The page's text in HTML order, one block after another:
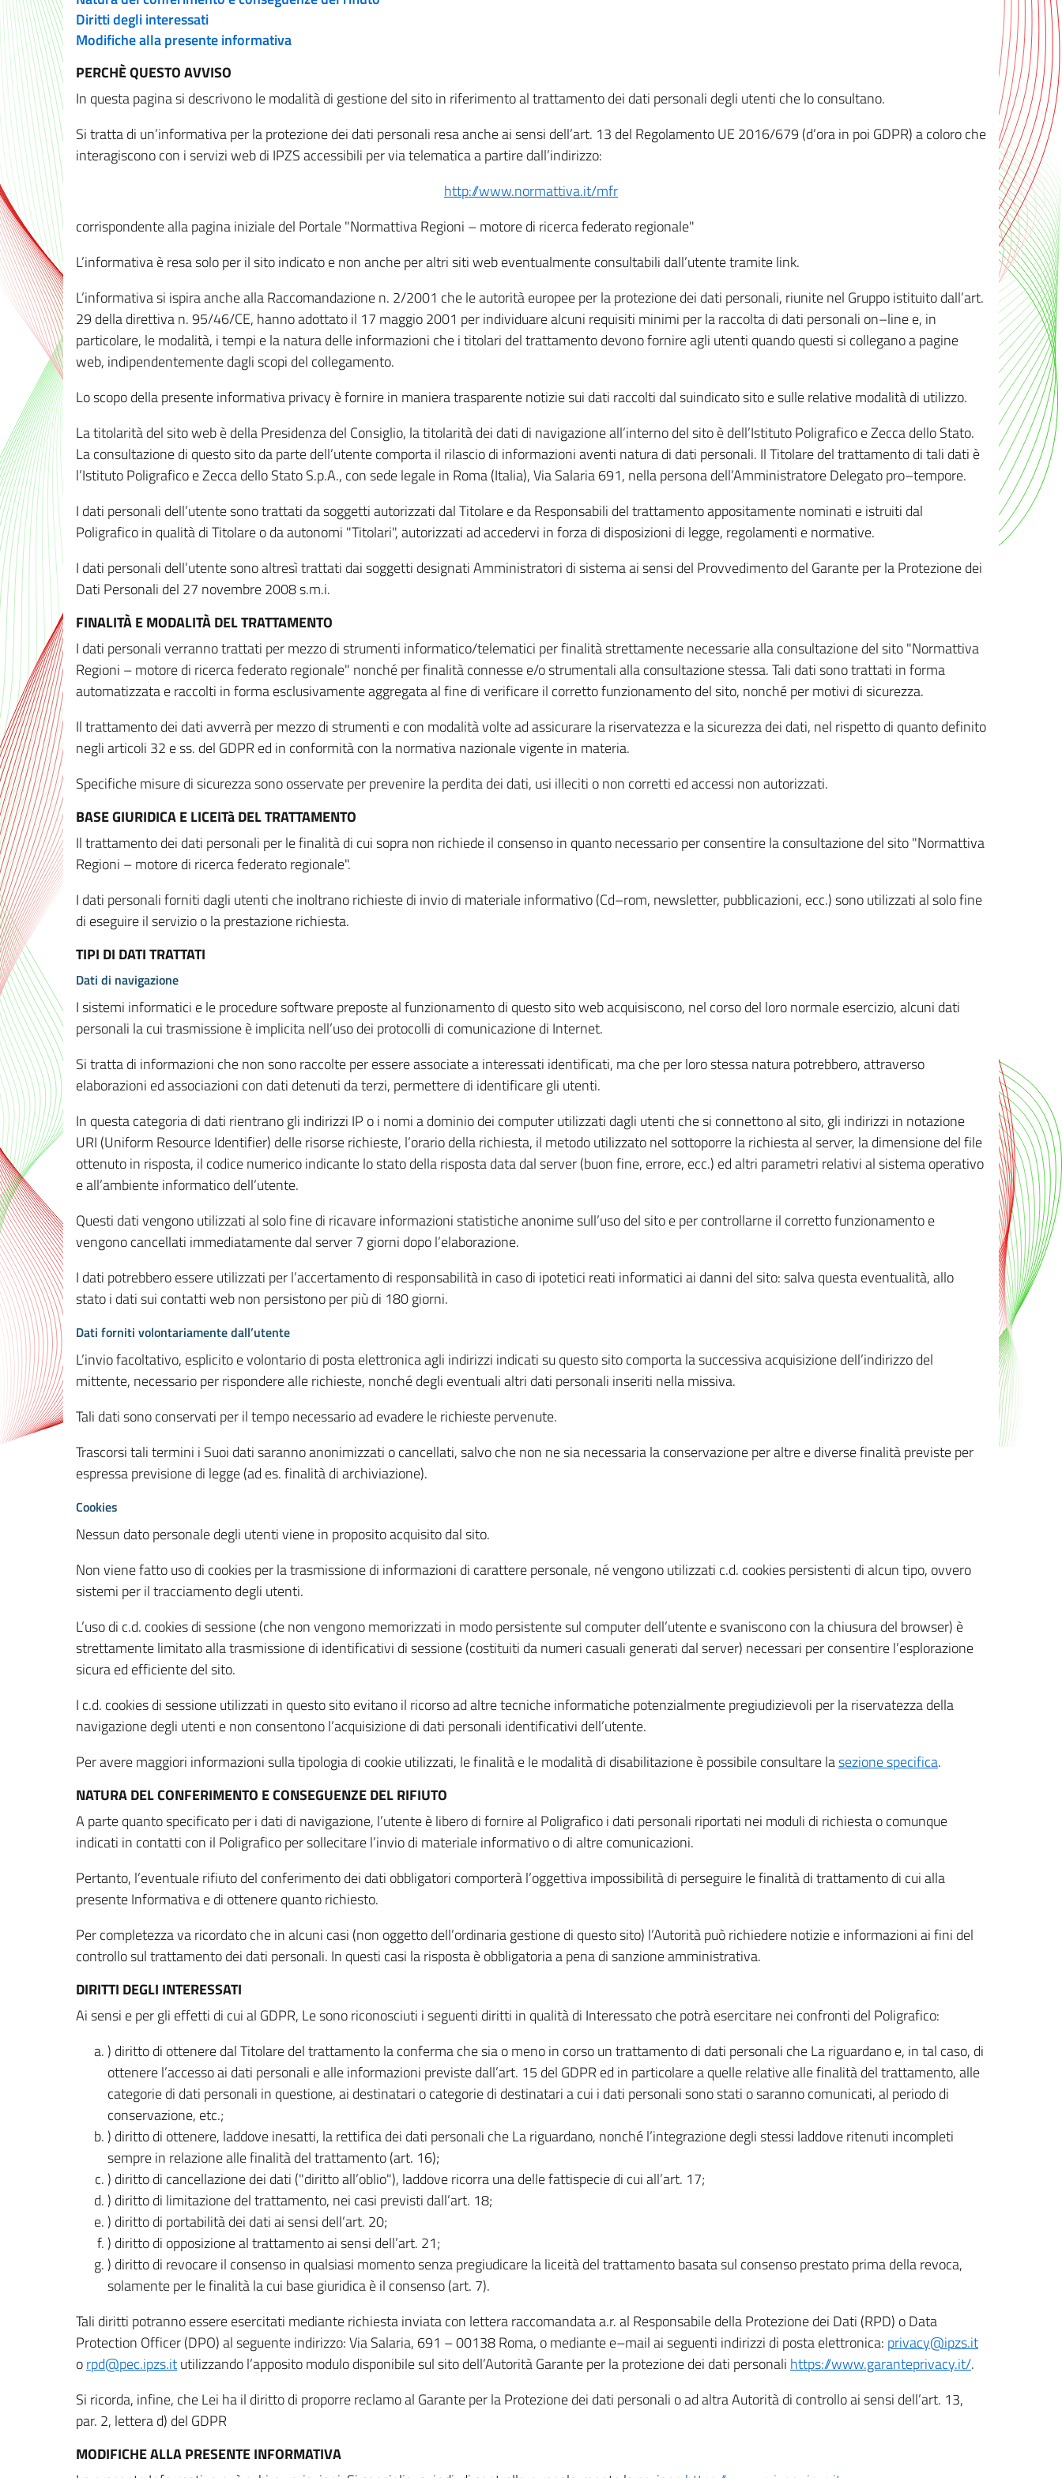
Diritti degli interessati
Modifiche alla presente informativa
PERCHÈ QUESTO AVVISO
In questa pagina si descrivono le modalità di gestione del sito in riferimento al trattamento dei dati personali degli utenti che lo consultano.
Si tratta di un’informativa per la protezione dei dati personali resa anche ai sensi dell’art. 13 del Regolamento UE 2016/679 (d’ora in poi GDPR) a coloro che
interagiscono con i servizi web di IPZS accessibili per via telematica a partire dall’indirizzo:
http://www.normattiva.it/mfr
corrispondente alla pagina iniziale del Portale "Normattiva Regioni – motore di ricerca federato regionale"
L’informativa è resa solo per il sito indicato e non anche per altri siti web eventualmente consultabili dall’utente tramite link.
L’informativa si ispira anche alla Raccomandazione n. 2/2001 che le autorità europee per la protezione dei dati personali, riunite nel Gruppo istituito dall’art.
29 della direttiva n. 95/46/CE, hanno adottato il 17 maggio 2001 per individuare alcuni requisiti minimi per la raccolta di dati personali on–line e, in
particolare, le modalità, i tempi e la natura delle informazioni che i titolari del trattamento devono fornire agli utenti quando questi si collegano a pagine
web, indipendentemente dagli scopi del collegamento.
Lo scopo della presente informativa privacy è fornire in maniera trasparente notizie sui dati raccolti dal suindicato sito e sulle relative modalità di utilizzo.
La titolarità del sito web è della Presidenza del Consiglio, la titolarità dei dati di navigazione all’interno del sito è dell’Istituto Poligrafico e Zecca dello Stato.
La consultazione di questo sito da parte dell’utente comporta il rilascio di informazioni aventi natura di dati personali. Il Titolare del trattamento di tali dati è
l’Istituto Poligrafico e Zecca dello Stato S.p.A., con sede legale in Roma (Italia), Via Salaria 691, nella persona dell’Amministratore Delegato pro–tempore.
I dati personali dell’utente sono trattati da soggetti autorizzati dal Titolare e da Responsabili del trattamento appositamente nominati e istruiti dal
Poligrafico in qualità di Titolare o da autonomi "Titolari", autorizzati ad accedervi in forza di disposizioni di legge, regolamenti e normative.
I dati personali dell’utente sono altresì trattati dai soggetti designati Amministratori di sistema ai sensi del Provvedimento del Garante per la Protezione dei
Dati Personali del 27 novembre 2008 s.m.i.
FINALITÀ E MODALITÀ DEL TRATTAMENTO
I dati personali verranno trattati per mezzo di strumenti informatico/telematici per finalità strettamente necessarie alla consultazione del sito "Normattiva
Regioni – motore di ricerca federato regionale" nonché per finalità connesse e/o strumentali alla consultazione stessa. Tali dati sono trattati in forma
automatizzata e raccolti in forma esclusivamente aggregata al fine di verificare il corretto funzionamento del sito, nonché per motivi di sicurezza.
Il trattamento dei dati avverrà per mezzo di strumenti e con modalità volte ad assicurare la riservatezza e la sicurezza dei dati, nel rispetto di quanto definito
negli articoli 32 e ss. del GDPR ed in conformità con la normativa nazionale vigente in materia.
Specifiche misure di sicurezza sono osservate per prevenire la perdita dei dati, usi illeciti o non corretti ed accessi non autorizzati.
BASE GIURIDICA E LICEITà DEL TRATTAMENTO
Il trattamento dei dati personali per le finalità di cui sopra non richiede il consenso in quanto necessario per consentire la consultazione del sito "Normattiva
Regioni – motore di ricerca federato regionale".
I dati personali forniti dagli utenti che inoltrano richieste di invio di materiale informativo (Cd–rom, newsletter, pubblicazioni, ecc.) sono utilizzati al solo fine
di eseguire il servizio o la prestazione richiesta.
TIPI DI DATI TRATTATI
Dati di navigazione
I sistemi informatici e le procedure software preposte al funzionamento di questo sito web acquisiscono, nel corso del loro normale esercizio, alcuni dati
personali la cui trasmissione è implicita nell’uso dei protocolli di comunicazione di Internet.
Si tratta di informazioni che non sono raccolte per essere associate a interessati identificati, ma che per loro stessa natura potrebbero, attraverso
elaborazioni ed associazioni con dati detenuti da terzi, permettere di identificare gli utenti.
In questa categoria di dati rientrano gli indirizzi IP o i nomi a dominio dei computer utilizzati dagli utenti che si connettono al sito, gli indirizzi in notazione
URI (Uniform Resource Identifier) delle risorse richieste, l’orario della richiesta, il metodo utilizzato nel sottoporre la richiesta al server, la dimensione del file
ottenuto in risposta, il codice numerico indicante lo stato della risposta data dal server (buon fine, errore, ecc.) ed altri parametri relativi al sistema operativo
e all’ambiente informatico dell’utente.
Questi dati vengono utilizzati al solo fine di ricavare informazioni statistiche anonime sull’uso del sito e per controllarne il corretto funzionamento e
vengono cancellati immediatamente dal server 7 giorni dopo l’elaborazione.
I dati potrebbero essere utilizzati per l’accertamento di responsabilità in caso di ipotetici reati informatici ai danni del sito: salva questa eventualità, allo
stato i dati sui contatti web non persistono per più di 180 giorni.
Dati forniti volontariamente dall’utente
L’invio facoltativo, esplicito e volontario di posta elettronica agli indirizzi indicati su questo sito comporta la successiva acquisizione dell’indirizzo del
mittente, necessario per rispondere alle richieste, nonché degli eventuali altri dati personali inseriti nella missiva.
Tali dati sono conservati per il tempo necessario ad evadere le richieste pervenute.
Trascorsi tali termini i Suoi dati saranno anonimizzati o cancellati, salvo che non ne sia necessaria la conservazione per altre e diverse finalità previste per
espressa previsione di legge (ad es. finalità di archiviazione).
Cookies
Nessun dato personale degli utenti viene in proposito acquisito dal sito.
Non viene fatto uso di cookies per la trasmissione di informazioni di carattere personale, né vengono utilizzati c.d. cookies persistenti di alcun tipo, ovvero
sistemi per il tracciamento degli utenti.
L’uso di c.d. cookies di sessione (che non vengono memorizzati in modo persistente sul computer dell’utente e svaniscono con la chiusura del browser) è
strettamente limitato alla trasmissione di identificativi di sessione (costituiti da numeri casuali generati dal server) necessari per consentire l’esplorazione
sicura ed efficiente del sito.
I c.d. cookies di sessione utilizzati in questo sito evitano il ricorso ad altre tecniche informatiche potenzialmente pregiudizievoli per la riservatezza della
navigazione degli utenti e non consentono l’acquisizione di dati personali identificativi dell’utente.
Per avere maggiori informazioni sulla tipologia di cookie utilizzati, le finalità e le modalità di disabilitazione è possibile consultare lasezione specifica.
NATURA DEL CONFERIMENTO E CONSEGUENZE DEL RIFIUTO
A parte quanto specificato per i dati di navigazione, l’utente è libero di fornire al Poligrafico i dati personali riportati nei moduli di richiesta o comunque
indicati in contatti con il Poligrafico per sollecitare l’invio di materiale informativo o di altre comunicazioni.
Pertanto, l’eventuale rifiuto del conferimento dei dati obbligatori comporterà l’oggettiva impossibilità di perseguire le finalità di trattamento di cui alla
presente Informativa e di ottenere quanto richiesto.
Per completezza va ricordato che in alcuni casi (non oggetto dell’ordinaria gestione di questo sito) l’Autorità può richiedere notizie e informazioni ai fini del
controllo sul trattamento dei dati personali. In questi casi la risposta è obbligatoria a pena di sanzione amministrativa.
DIRITTI DEGLI INTERESSATI
Ai sensi e per gli effetti di cui al GDPR, Le sono riconosciuti i seguenti diritti in qualità di Interessato che potrà esercitare nei confronti del Poligrafico:
) diritto di ottenere dal Titolare del trattamento la conferma che sia o meno in corso un trattamento di dati personali che La riguardano e, in tal caso, di
ottenere l’accesso ai dati personali e alle informazioni previste dall’art. 15 del GDPR ed in particolare a quelle relative alle finalità del trattamento, alle
categorie di dati personali in questione, ai destinatari o categorie di destinatari a cui i dati personali sono stati o saranno comunicati, al periodo di
conservazione, etc.;
) diritto di ottenere, laddove inesatti, la rettifica dei dati personali che La riguardano, nonché l’integrazione degli stessi laddove ritenuti incompleti
sempre in relazione alle finalità del trattamento (art. 16);
) diritto di cancellazione dei dati ("diritto all’oblio"), laddove ricorra una delle fattispecie di cui all’art. 17;
) diritto di limitazione del trattamento, nei casi previsti dall’art. 18;
) diritto di portabilità dei dati ai sensi dell’art. 20;
) diritto di opposizione al trattamento ai sensi dell’art. 21;
) diritto di revocare il consenso in qualsiasi momento senza pregiudicare la liceità del trattamento basata sul consenso prestato prima della revoca,
solamente per le finalità la cui base giuridica è il consenso (art. 7).
Tali diritti potranno essere esercitati mediante richiesta inviata con lettera raccomandata a.r. al Responsabile della Protezione dei Dati (RPD) o Data
Protection Officer (DPO) al seguente indirizzo: Via Salaria, 691 – 00138 Roma, o mediante e–mail ai seguenti indirizzi di posta elettronica: privacy@ipzs.it
orpd@pec.ipzs.itutilizzando l’apposito modulo disponibile sul sito dell’Autorità Garante per la protezione dei dati personali https://www.garanteprivacy.it/.
Si ricorda, infine, che Lei ha il diritto di proporre reclamo al Garante per la Protezione dei dati personali o ad altra Autorità di controllo ai sensi dell’art. 13,
par. 2, lettera d) del GDPR
MODIFICHE ALLA PRESENTE INFORMATIVA